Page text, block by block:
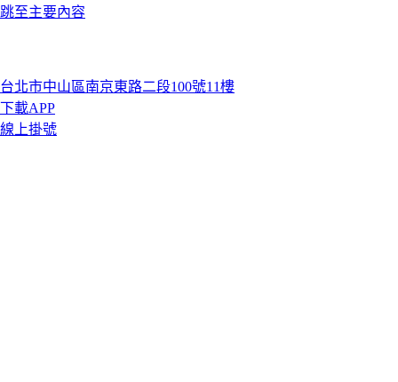
跳至主要內容
台北市中山區南京東路二段100號11樓
下載APP
線上掛號